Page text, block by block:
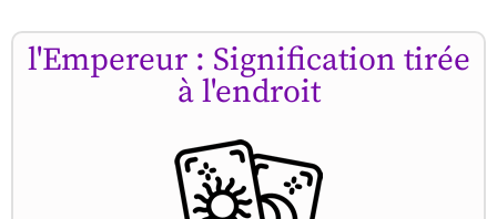
l'Empereur : Signification tirée
à l'endroit